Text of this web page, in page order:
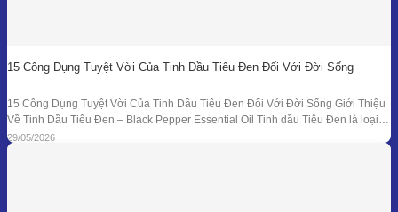
15 Công Dụng Tuyệt Vời Của Tinh Dầu Tiêu Đen Đối Với Đời Sống
15 Công Dụng Tuyệt Vời Của Tinh Dầu Tiêu Đen Đối Với Đời Sống Giới Thiệu
Về Tinh Dầu Tiêu Đen – Black Pepper Essential Oil Tinh dầu Tiêu Đen là loại
tinh dầu thiên nhiên được chiết xuất từ quả của cây Tiêu Đen (Piper nigrum)
bằng phương pháp chưng cất hơi nước. Đây là
29/05/2026